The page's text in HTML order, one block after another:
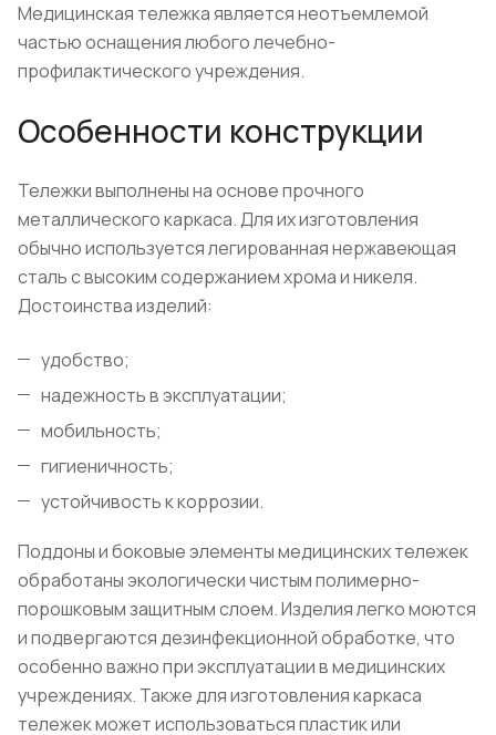
Медицинская тележка является неотъемлемой
частью оснащения любого лечебно-
профилактического учреждения.
Особенности конструкции
Тележки выполнены на основе прочного
металлического каркаса. Для их изготовления
обычно используется легированная нержавеющая
сталь с высоким содержанием хрома и никеля.
Достоинства изделий:
удобство;
надежность в эксплуатации;
мобильность;
гигиеничность;
устойчивость к коррозии.
Поддоны и боковые элементы медицинских тележек
обработаны экологически чистым полимерно-
порошковым защитным слоем. Изделия легко моются
и подвергаются дезинфекционной обработке, что
особенно важно при эксплуатации в медицинских
учреждениях. Также для изготовления каркаса
тележек может использоваться пластик или